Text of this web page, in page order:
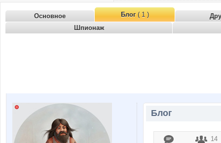
Основное Блог( 1 )
Шпионаж
Блог
14